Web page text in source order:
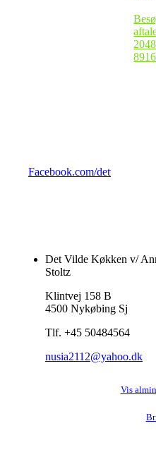
2048
8916
Facebook.com/
Det Vilde Køkken v/
Stoltz
Klintvej 158 B
4500 Nykøbing Sj
Tlf. +45 50484564
nusia2112@yahoo.dk
Vis